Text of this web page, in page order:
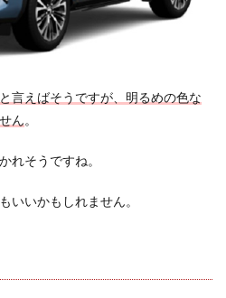
言えばそうですが、明るめの色な
ん。
れそうですね。
いいかもしれません。